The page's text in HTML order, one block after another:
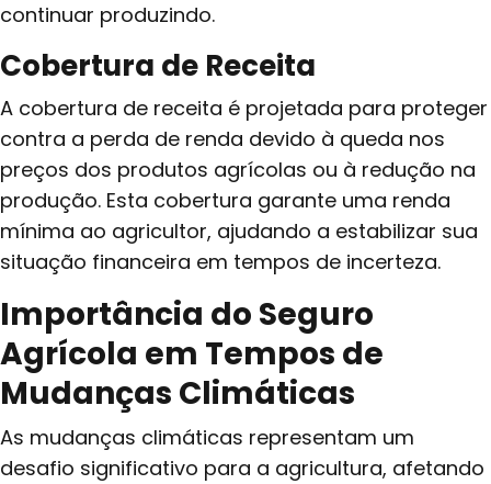
continuar produzindo.
Cobertura de Receita
A cobertura de receita é projetada para proteger
contra a perda de renda devido à queda nos
preços dos produtos agrícolas ou à redução na
produção. Esta cobertura garante uma renda
mínima ao agricultor, ajudando a estabilizar sua
situação financeira em tempos de incerteza.
Importância do Seguro
Agrícola em Tempos de
Mudanças Climáticas
As mudanças climáticas representam um
desafio significativo para a agricultura, afetando